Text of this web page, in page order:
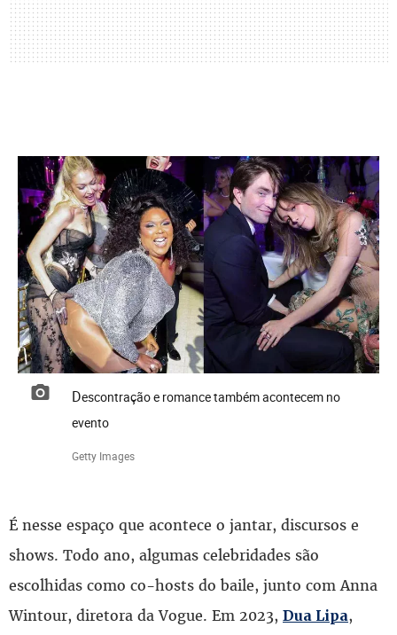
Descontração e romance também acontecem no
evento
Getty Images
É nesse espaço que acontece o jantar, discursos e
shows. Todo ano, algumas celebridades são
escolhidas como co-hosts do baile, junto com Anna
Wintour, diretora da Vogue. Em 2023, Dua Lipa,